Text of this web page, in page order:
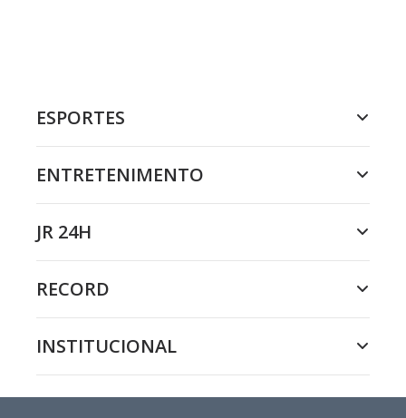
ESPORTES
ENTRETENIMENTO
JR 24H
RECORD
INSTITUCIONAL